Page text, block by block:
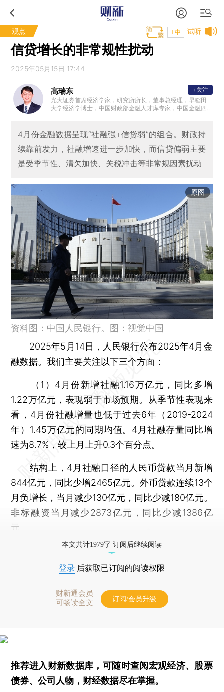
观点 试听
T中
信贷增长的非常规性扰动
2025年05月15日 17:44
高瑞东
光大证券首席经济学家，研究所所长，董事总经理，早稻田
大学经济学博士，中国财政部金融人才库专家，中国金融四
CD经济部、早稻田大学政治经济学院，专注全球和中国宏观
经济与金融市场研究。2023年10月参加国务院总理主持召开
的经济形势专家和企业家座谈会，就经济工作建言献策。
+关注
4月份金融数据呈现“社融强+信贷弱”的组合。财政持
续靠前发力，社融增速进一步加快，而信贷偏弱主要
是受季节性、清欠加快、关税冲击等非常规因素扰动
原图
资料图：中国人民银行。图：视觉中国
2025年5月14日，人民银行公布2025年4月金
融数据。我们主要关注以下三个方面：
（1）4月份新增社融1.16万亿元，同比多增
1.22万亿元，表现弱于市场预期。从季节性表现来
看，4月份社融增量也低于过去6年（2019-2024
年）1.45万亿元的同期均值。4月社融存量同比增
速为8.7%，较上月上升0.3个百分点。
结构上，4月社融口径的人民币贷款当月新增
844亿元，同比少增2465亿元。外币贷款连续13个
月负增长，当月减少130亿元，同比少减180亿元。
非标融资当月减少2873亿元，同比少减1386亿
元。
本文共计1979字 订阅后继续阅读
登录 后获取已订阅的阅读权限
财新通会员
可畅读全文
订阅/会员升级
推荐进入财新数据库 ，可随时查阅宏观经济、股票
债券、公司人物，财经数据尽在掌握。